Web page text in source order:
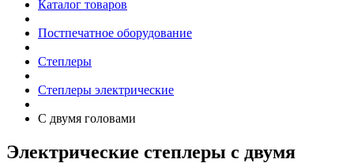
Каталог товаров
Постпечатное оборудование
Степлеры
Степлеры электрические
С двумя головами
Электрические степлеры с двумя